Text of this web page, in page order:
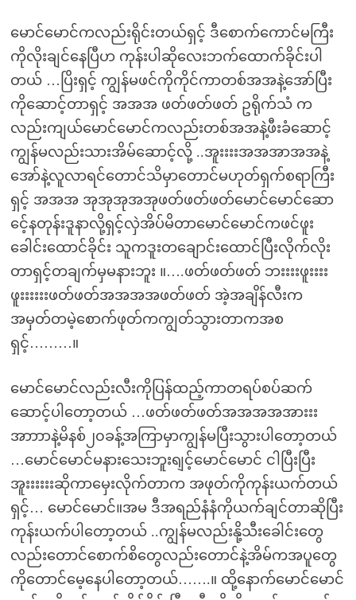
မောင်မောင်ကလည်းရိုင်းတယ်ရှင့် ဒီစောက်ကောင်မကြီး
ကိုလိုးချင်နေပြီဟ ကုန်းပါဆိုလေးဘက်ထောက်ခိုင်းပါ
တယ် …ပြိးရှင့် ကျွန်မဖင်ကိုကိုင်ကာတစ်အအနဲ့အော်ပြီး
ကိုဆောင့်တာရှင့် အအအ ဖတ်ဖတ်ဖတ် ဥရိုက်သံ က
လည်းကျယ်မောင်မောင်ကလည်းတစ်အအနဲ့ဖီးခံဆောင့်
ကျွန်မလည်းသားအိမ်ဆောင့်လို့ ..အူးးးးအအအာအအနဲ့
အော်နဲ့လူလာရင်တောင်သိမှာတောင်မဟုတ်ရှက်စရာကြီး
ရှင့် အအအ အုအုအုအအုဖတ်ဖတ်ဖတ်မောင်မောင်ဆော
င်ေ့နတုန်းဒူနာလို့ရှင့်လှဲအိပ်မိတာမောင်မောင်ကဖင်ဖူး
ခေါင်းထောင်ခိုင်း သူကဒူးတချောင်းထောင်ပြီးလိုက်လိုး
တာရှင့်တချက်မှမနားဘူး ။….ဖတ်ဖတ်ဖတ် ဘးးးးဖူးးးး
ဖူးးးးးးဖတ်ဖတ်အအအအဖတ်ဖတ် အဲ့အချိန်လီးက
အမှတ်တမဲ့စောက်ဖုတ်ကကျွတ်သွားတာကအစ
ရှင့်………။
မောင်မောင်လည်းလီးကိုပြန်ထည့်ကာတရပ်စပ်ဆက်
ဆောင့်ပါတော့တယ် …ဖတ်ဖတ်ဖတ်အအအအအားးး
အာာာာနဲ့မိနစ်၂၀ခန့်အကြာမှာကျွန်မပြီးသွားပါတော့တယ်
…မောင်မောင်မနားသေးဘူးရျင့်မောင်မောင် ငါပြီးပြီး
အူးးးးးးဆိုကာမှေးလိုက်တာက အဖုတ်ကိုကုန်းယက်တယ်
ရှင့်… မောင်မောင်။အမ ဒီအရည်နံနံကိုယက်ချင်တာဆိုပြီး
ကုန်းယက်ပါတော့တယ် ..ကျွန်မလည်းနို့သီးခေါင်းတွေ
လည်းတောင်စောက်စိတွေလည်းတောင်နဲ့အိမ်ကအပူတွေ
ကိုတောင်မေ့နေပါတော့တယ်…….။ ထို့နောက်မောင်မောင်